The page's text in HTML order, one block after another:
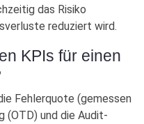
das Risiko
reduziert wird.
KPIs für einen
Fehlerquote (gemessen
(OTD) und die Audit-